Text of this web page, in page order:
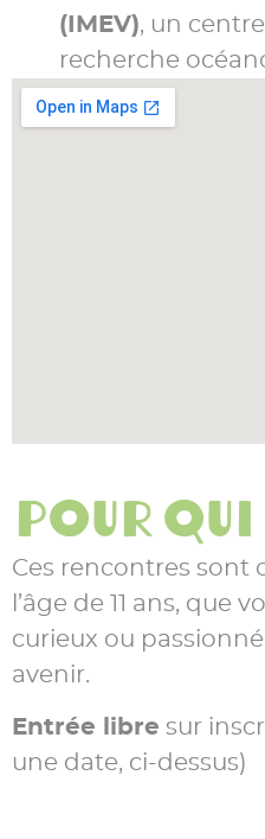
(IMEV), un
recherche
Pour qui
Ces rencontres sont
l’âge de 11 ans, que
curieux ou
avenir.
Entrée libre sur
une date, ci-dessus)